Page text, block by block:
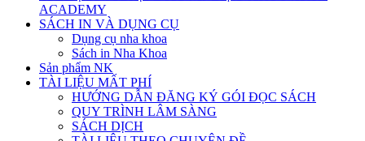
ACADEMY
SÁCH IN VÀ DỤNG CỤ
Dụng cụ nha khoa
Sách in Nha Khoa
Sản phẩm NK
TÀI LIỆU MẤT PHÍ
HƯỚNG DẪN ĐĂNG KÝ GÓI ĐỌC SÁCH
QUY TRÌNH LÂM SÀNG
SÁCH DỊCH